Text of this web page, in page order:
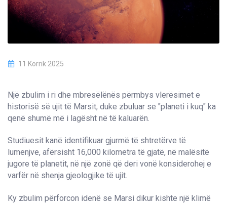
11 Korrik 2025
Një zbulim i ri dhe mbresëlënës përmbys vlerësimet e
historisë së ujit të Marsit, duke zbuluar se "planeti i kuq" ka
qenë shumë më i lagësht në të kaluarën.
Studiuesit kanë identifikuar gjurmë të shtretërve të
lumenjve, afërsisht 16,000 kilometra të gjatë, në malësitë
jugore të planetit, në një zonë që deri vonë konsiderohej e
varfër në shenja gjeologjike të ujit.
Ky zbulim përforcon idenë se Marsi dikur kishte një klimë